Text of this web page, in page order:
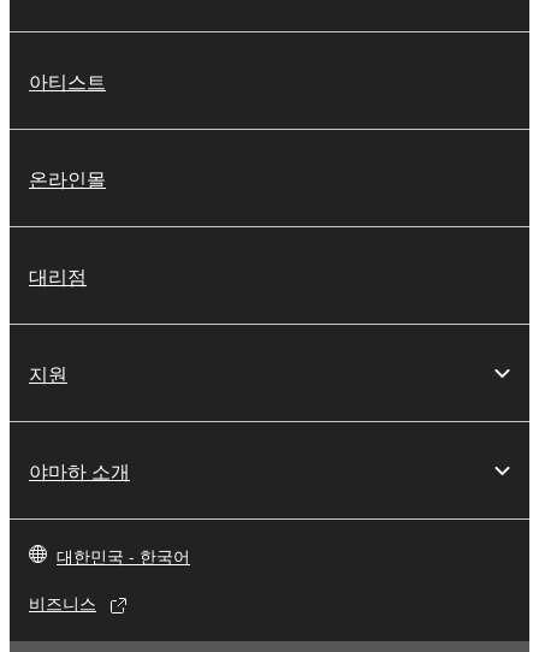
아티스트
온라인몰
대리점
지원
야마하 소개
대한민국 - 한국어
비즈니스